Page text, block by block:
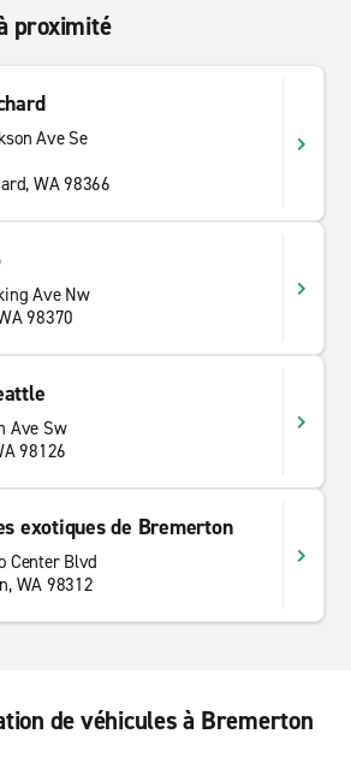
proximité
Ave Se
WA 98366
Ave Nw
98370
Ave Sw
98126
exotiques de Bremerton
Center Blvd
WA 98312
de véhicules à Bremerton